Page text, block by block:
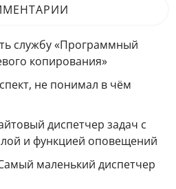
службу «Программный
копирования»
не понимал в чём
диспетчер задач с
и функцией оповещений
маленький диспетчер